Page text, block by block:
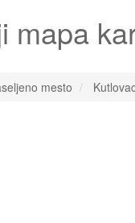
mapa
mesto